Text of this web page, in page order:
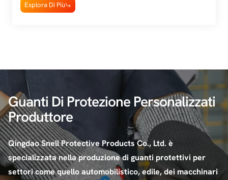
Esplora Di Più
Guanti Di Protezione Personalizzati
Produttore
Qingdao Snell Protective Products Co., Ltd. è
specializzata nella produzione di guanti protettivi per
settori come quello automobilistico, edile, dei macchinari